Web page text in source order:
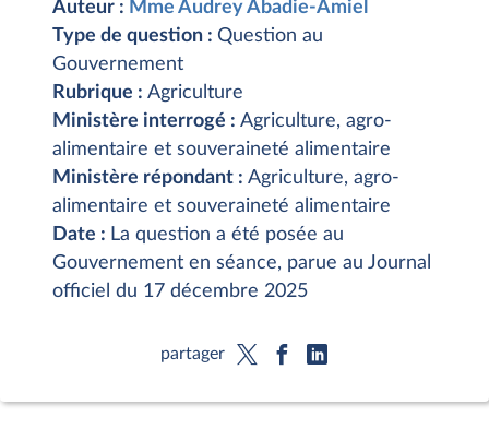
Auteur : Mme Audrey Abadie-Amiel
Type de question : Question au
Gouvernement
Rubrique : Agriculture
Ministère interrogé : Agriculture, agro-
alimentaire et souveraineté alimentaire
Ministère répondant : Agriculture, agro-
alimentaire et souveraineté alimentaire
Date : La question a été posée au
Gouvernement en séance, parue au Journal
officiel du 17 décembre 2025
partager